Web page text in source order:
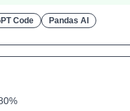
Code Pandas AI